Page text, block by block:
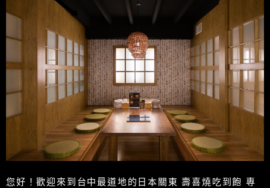
您好！歡迎來到台中最道地的日本關東 壽喜燒吃到飽 專